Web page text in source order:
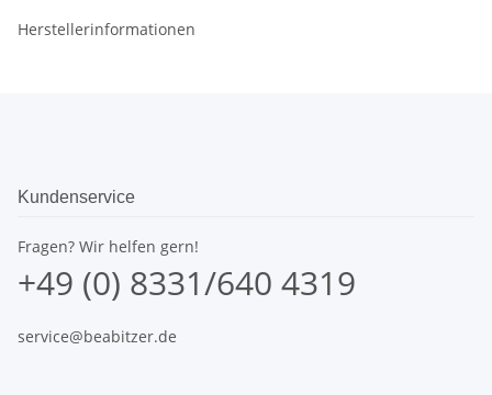
Herstellerinformationen
Kundenservice
Fragen? Wir helfen gern!
+49 (0) 8331/640 4319
service@beabitzer.de